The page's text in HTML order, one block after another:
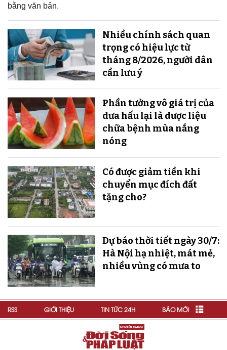
bằng văn bản.
Nhiều chính sách quan
trọng có hiệu lực từ
tháng 8/2026, người dân
cần lưu ý
Phần tưởng vô giá trị của
dưa hấu lại là dược liệu
chữa bệnh mùa nắng
nóng
Có được giảm tiền khi
chuyển mục đích đất
tặng cho?
Dự báo thời tiết ngày 30/7:
Hà Nội hạ nhiệt, mát mẻ,
nhiều vùng có mưa to
RSS GIỚI THIỆU TIN TỨC 24H BÁO MỚI